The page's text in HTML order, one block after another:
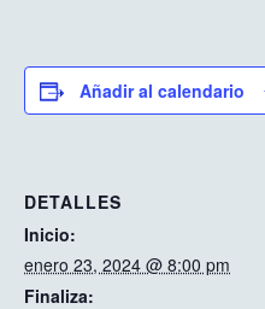
Añadir al calendario
DETALLES
Inicio:
enero 23, 2024 @ 8:00 pm
Finaliza: